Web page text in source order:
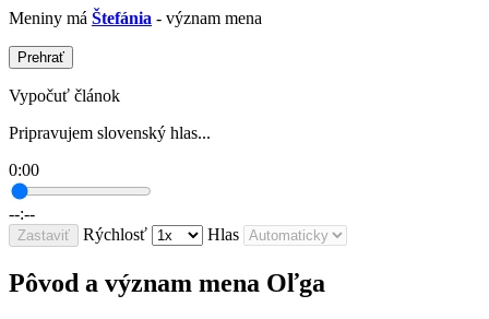
Meniny má Štefánia - význam mena
Prehrať
Vypočuť článok
Pripravujem slovenský hlas...
0:00
--:--
Zastaviť Rýchlosť Hlas
Pôvod a význam mena Oľga